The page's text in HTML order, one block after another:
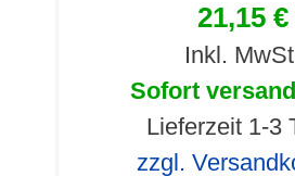
21,15 €
Inkl.
Sofort
Lieferzeit 1-3
zzgl.